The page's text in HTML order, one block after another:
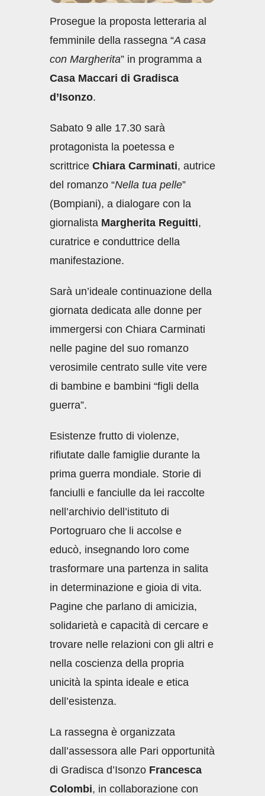
Prosegue la proposta letteraria al
femminile della rassegna “A casa
con Margherita” in programma a
Casa Maccari di Gradisca
d’Isonzo.
Sabato 9 alle 17.30 sarà
protagonista la poetessa e
scrittrice Chiara Carminati, autrice
del romanzo “Nella tua pelle”
(Bompiani), a dialogare con la
giornalista Margherita Reguitti,
curatrice e conduttrice della
manifestazione.
Sarà un’ideale continuazione della
giornata dedicata alle donne per
immergersi con Chiara Carminati
nelle pagine del suo romanzo
verosimile centrato sulle vite vere
di bambine e bambini “figli della
guerra”.
Esistenze frutto di violenze,
rifiutate dalle famiglie durante la
prima guerra mondiale. Storie di
fanciulli e fanciulle da lei raccolte
nell’archivio dell’istituto di
Portogruaro che li accolse e
educò, insegnando loro come
trasformare una partenza in salita
in determinazione e gioia di vita.
Pagine che parlano di amicizia,
solidarietà e capacità di cercare e
trovare nelle relazioni con gli altri e
nella coscienza della propria
unicità la spinta ideale e etica
dell’esistenza.
La rassegna è organizzata
dall’assessora alle Pari opportunità
di Gradisca d’Isonzo Francesca
Colombi, in collaborazione con